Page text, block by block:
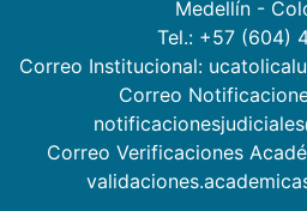
Medellín -
Tel.: +57 (604)
Correo Institucional:
Correo
Correo Verificaciones